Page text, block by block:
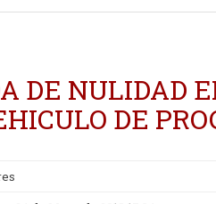
DE NULIDAD
DE